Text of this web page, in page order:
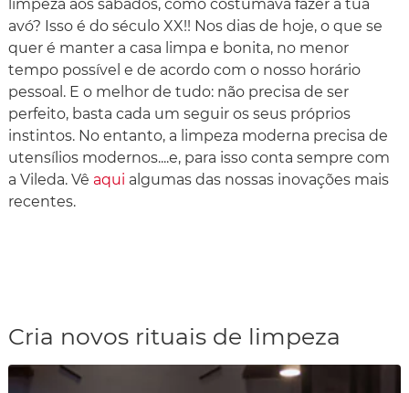
limpeza aos sábados, como costumava fazer a tua
avó? Isso é do século XX!! Nos dias de hoje, o que se
quer é manter a casa limpa e bonita, no menor
tempo possível e de acordo com o nosso horário
pessoal. E o melhor de tudo: não precisa de ser
perfeito, basta cada um seguir os seus próprios
instintos. No entanto, a limpeza moderna precisa de
utensílios modernos....e, para isso conta sempre com
a Vileda. Vê aqui algumas das nossas inovações mais
recentes.
Cria novos rituais de limpeza